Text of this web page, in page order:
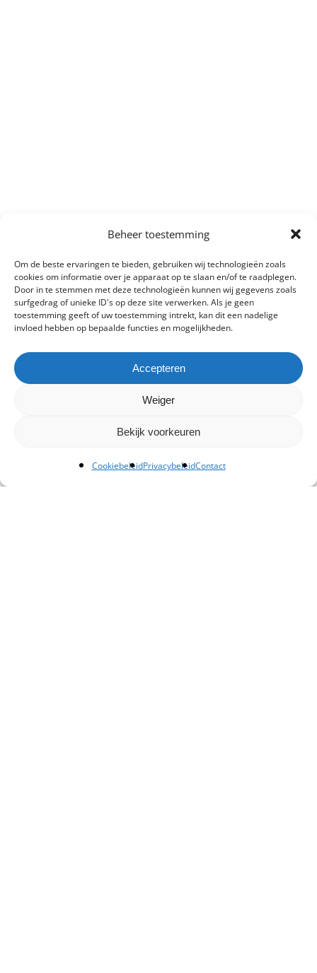
Beheer toestemming
Om de beste ervaringen te bieden, gebruiken wij technologieën zoals
cookies om informatie over je apparaat op te slaan en/of te raadplegen.
Door in te stemmen met deze technologieën kunnen wij gegevens zoals
surfgedrag of unieke ID's op deze site verwerken. Als je geen
toestemming geeft of uw toestemming intrekt, kan dit een nadelige
invloed hebben op bepaalde functies en mogelijkheden.
Accepteren
Weiger
Bekijk voorkeuren
CookiebeleidPrivacybeleidContact